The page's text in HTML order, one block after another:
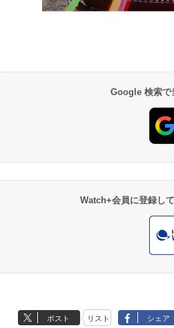
Google 検索で
Watch+会員に登録し
ポスト リスト シェア